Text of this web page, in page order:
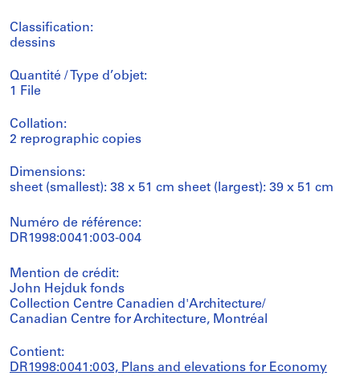
Classification:
dessins
Quantité / Type d’objet:
1 File
Collation:
2 reprographic copies
Dimensions:
sheet (smallest): 38 x 51 cm sheet (largest): 39 x 51 cm
Numéro de référence:
DR1998:0041:003-004
Mention de crédit:
John Hejduk fonds
Collection Centre Canadien d'Architecture/
Canadian Centre for Architecture, Montréal
Contient:
DR1998:0041:003, Plans and elevations for Economy